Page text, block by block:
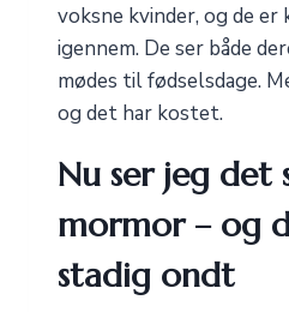
voksne kvinder, og de
igennem. De ser både
mødes til fødselsdage.
og det har kostet.
Nu ser jeg det
mormor – og
stadig ondt